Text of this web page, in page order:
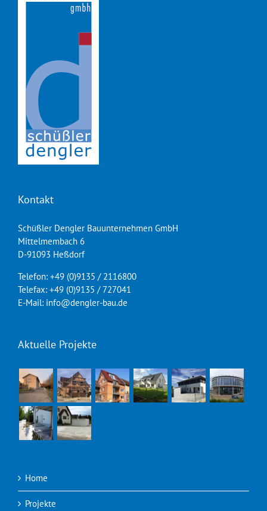
Kontakt
Schüßler Dengler Bauunternehmen GmbH
Mittelmembach 6
D-91093 Heßdorf
Telefon: +49 (0)9135 / 2116800
Telefax: +49 (0)9135 / 727041
E-Mail: info@dengler-bau.de
Aktuelle Projekte
Home
Projekte